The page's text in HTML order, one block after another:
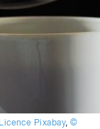
Licence Pixabay,©